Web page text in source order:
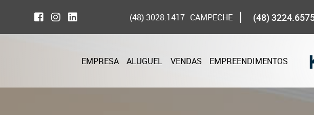
(48) 3028.1417 CAMPECHE (48)
EMPRESA ALUGUEL VENDAS EMPREENDIMENTOS